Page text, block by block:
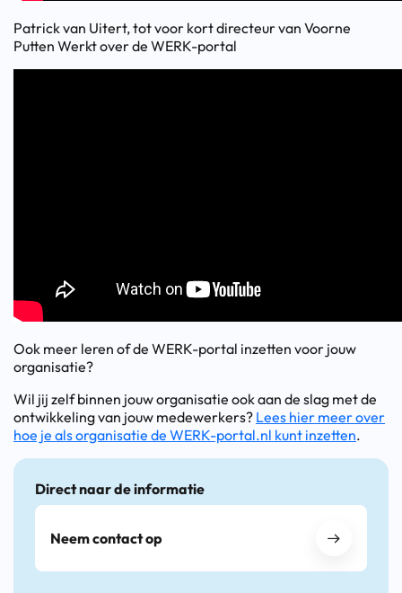
Patrick van Uitert, tot voor kort directeur van Voorne
Putten Werkt over de WERK-portal
Ook meer leren of de WERK-portal inzetten voor jouw
organisatie?
Wil jij zelf binnen jouw organisatie ook aan de slag met de
ontwikkeling van jouw medewerkers? Lees hier meer over
hoe je als organisatie de WERK-portal.nl kunt inzetten.
Direct naar de informatie
Neem contact op